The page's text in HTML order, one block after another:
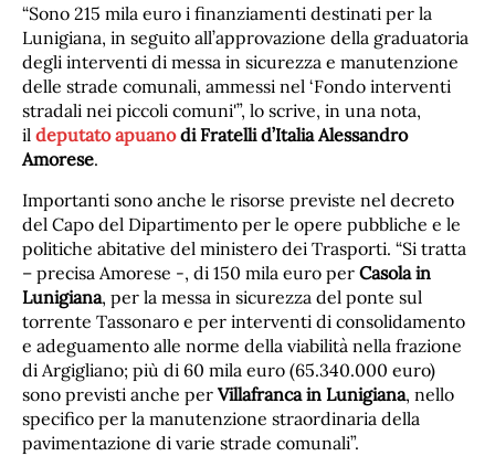
“Sono 215 mila euro i finanziamenti destinati per la
Lunigiana, in seguito all’approvazione della graduatoria
degli interventi di messa in sicurezza e manutenzione
delle strade comunali, ammessi nel ‘Fondo interventi
stradali nei piccoli comuni'”, lo scrive, in una nota,
il deputato apuanodi Fratelli d’Italia Alessandro
Amorese.
Importanti sono anche le risorse previste nel decreto
del Capo del Dipartimento per le opere pubbliche e le
politiche abitative del ministero dei Trasporti. “Si tratta
– precisa Amorese -, di 150 mila euro per Casola in
Lunigiana, per la messa in sicurezza del ponte sul
torrente Tassonaro e per interventi di consolidamento
e adeguamento alle norme della viabilità nella frazione
di Argigliano; più di 60 mila euro (65.340.000 euro)
sono previsti anche per Villafranca in Lunigiana, nello
specifico per la manutenzione straordinaria della
pavimentazione di varie strade comunali”.